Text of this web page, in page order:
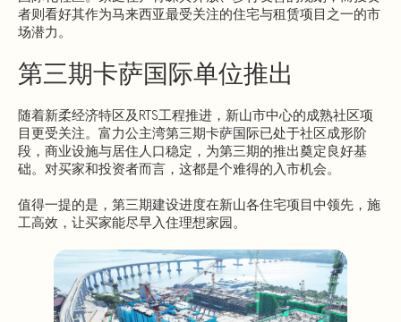
者则看好其作为马来西亚最受关注的住宅与租赁项目之一的市
场潜力。
第三期卡萨国际单位推出
随着新柔经济特区及RTS工程推进，新山市中心的成熟社区项
目更受关注。富力公主湾第三期卡萨国际已处于社区成形阶
段，商业设施与居住人口稳定，为第三期的推出奠定良好基
础。对买家和投资者而言，这都是个难得的入市机会。
值得一提的是，第三期建设进度在新山各住宅项目中领先，施
工高效，让买家能尽早入住理想家园。